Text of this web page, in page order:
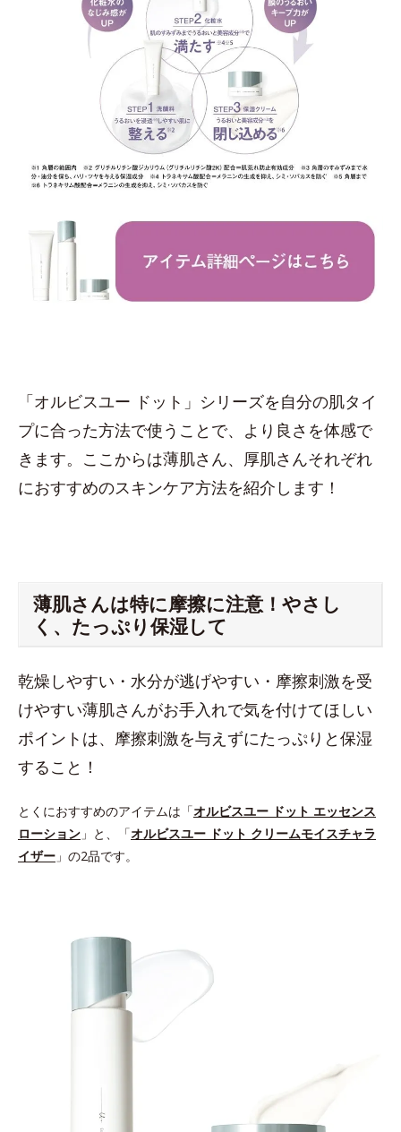
「オルビスユー ドット」シリーズを自分の肌タイ
プに合った方法で使うことで、より良さを体感で
きます。ここからは薄肌さん、厚肌さんそれぞれ
におすすめのスキンケア方法を紹介します！
薄肌さんは特に摩擦に注意！やさし
く、たっぷり保湿して
乾燥しやすい・水分が逃げやすい・摩擦刺激を受
けやすい薄肌さんがお手入れで気を付けてほしい
ポイントは、摩擦刺激を与えずにたっぷりと保湿
すること！
とくにおすすめのアイテムは「オルビスユー ドット エッセンス
ローション 」と、「オルビスユー ドット クリームモイスチャラ
イザー 」の2品です。